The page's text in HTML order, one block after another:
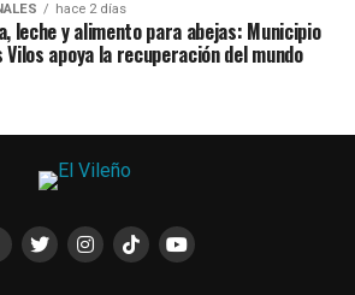
hace 2 días
leche y alimento para abejas: Municipio
Vilos apoya la recuperación del mundo